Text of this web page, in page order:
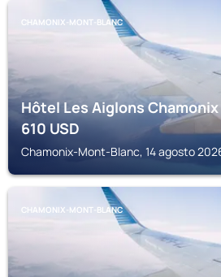
CHAMONIX-MONT-BLANC
Hôtel Les Aiglons Chamonix
610USD
Chamonix-Mont-Blanc, 14 agosto
CHAMONIX-MONT-BLANC